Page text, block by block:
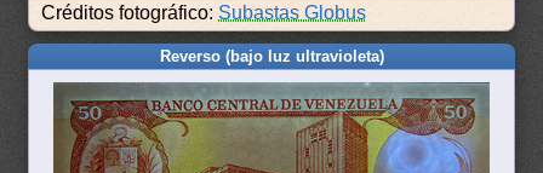
Créditos fotográfico: Subastas Globus
Reverso (bajo luz ultravioleta)